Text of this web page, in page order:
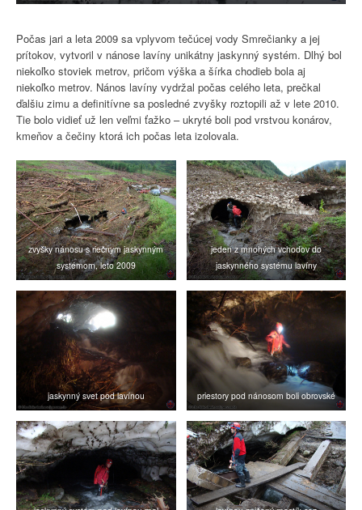
Počas jari a leta 2009 sa vplyvom tečúcej vody Smrečianky a jej
prítokov, vytvoril v nánose lavíny unikátny jaskynný systém. Dlhý bol
niekoľko stoviek metrov, pričom výška a šírka chodieb bola aj
niekoľko metrov. Nános lavíny vydržal počas celého leta, prečkal
ďalšiu zimu a definitívne sa posledné zvyšky roztopili až v lete 2010.
Tie bolo vidieť už len veľmi ťažko – ukryté boli pod vrstvou konárov,
kmeňov a čečiny ktorá ich počas leta izolovala.
zvyšky nánosu s riečnym jaskynným
systémom, leto 2009
jeden z mnohých vchodov do
jaskynného systému lavíny
jaskynný svet pod lavínou priestory pod nánosom boli obrovské